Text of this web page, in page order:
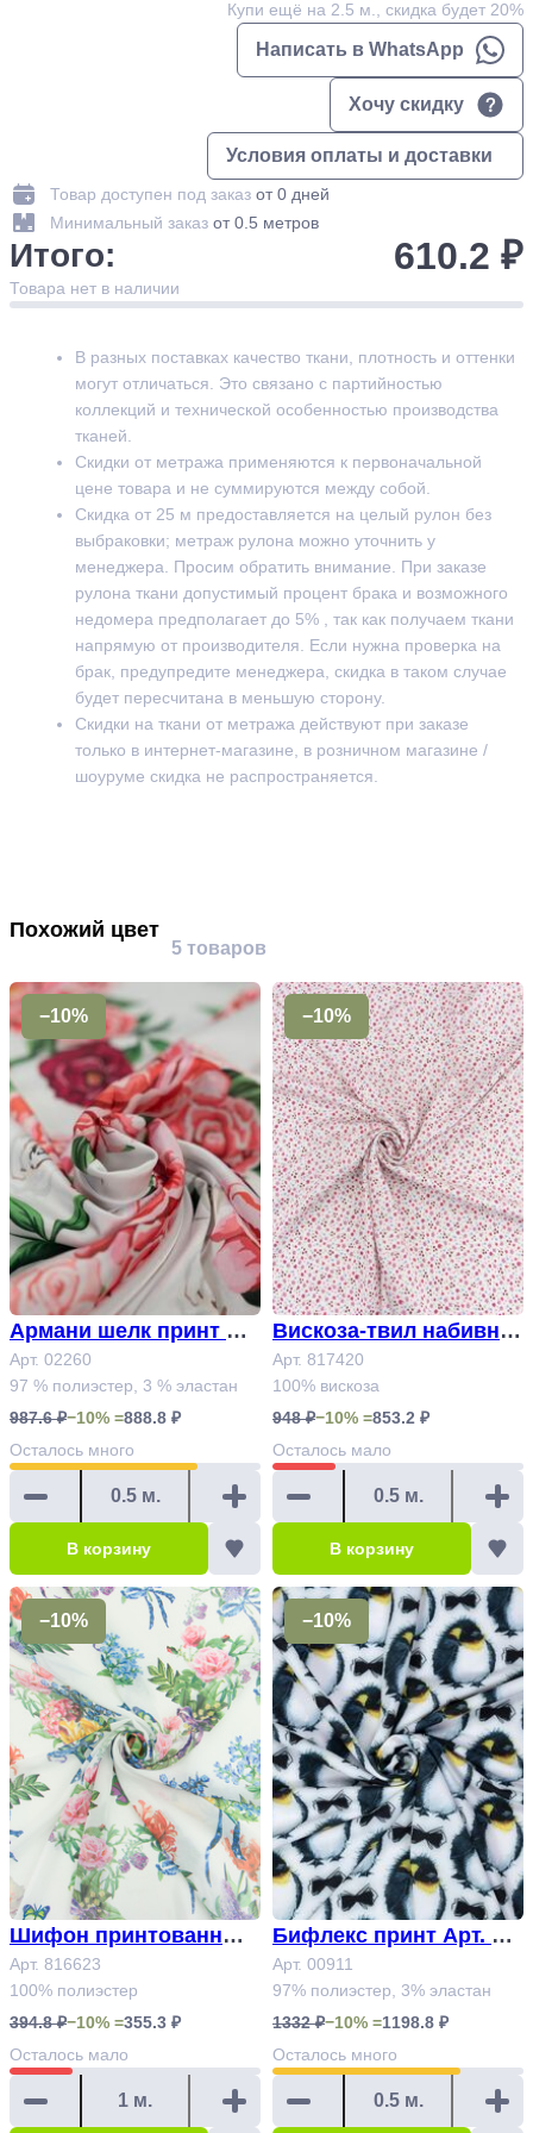
Купи ещё на 2.5 м., скидка будет 20%
Написать в WhatsApp
Хочу скидку
Условия оплаты и доставки
Товар доступен под заказ от 0 дней
Минимальный заказ от 0.5 метров
Итого: 610.2 ₽
Товара нет в наличии
В разных поставках качество ткани, плотность и оттенки
могут отличаться. Это связано с партийностью
коллекций и технической особенностью производства
тканей.
Скидки от метража применяются к первоначальной
цене товара и не суммируются между собой.
Скидка от 25 м предоставляется на целый рулон без
выбраковки; метраж рулона можно уточнить у
менеджера. Просим обратить внимание. При заказе
рулона ткани допустимый процент брака и возможного
недомера предполагает до 5% , так как получаем ткани
напрямую от производителя. Если нужна проверка на
брак, предупредите менеджера, скидка в таком случае
будет пересчитана в меньшую сторону.
Скидки на ткани от метража действуют при заказе
только в интернет-магазине, в розничном магазине /
шоуруме скидка не распространяется.
Похожий цвет
5 товаров
−10%
Армани шелк принт Ар
т. 02260
Арт. 02260
97 % полиэстер, 3 % эластан
987.6 ₽−10% =888.8 ₽
Осталось много
В корзину
−10%
Вискоза-твил набивна
я Арт. 817420
Арт. 817420
100% вискоза
948 ₽−10% =853.2 ₽
Осталось мало
В корзину
−10%
Шифон принтованный
Арт.816623#
Арт. 816623
100% полиэстер
394.8 ₽−10% =355.3 ₽
Осталось мало
−10%
Бифлекс принт Арт. 00
911
Арт. 00911
97% полиэстер, 3% эластан
1332 ₽−10% =1198.8 ₽
Осталось много